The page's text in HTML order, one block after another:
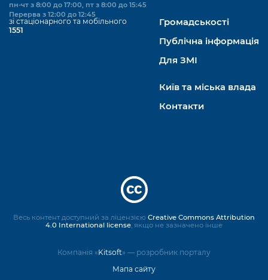
пн-чт з 8:00 до 17:00, пт з 8:00 до 15:45
Перерва з 12:00 до 12:45
зі стаціонарного та мобільного
1551
Громадськості
Публічна інформація
Для ЗМІ
Київ та міська влада
Контакти
Компанія «Kitsoft» — розробник порталу
Мапа сайту
Весь контент доступний за ліцензією Creative Commons Attribution
4.0 International license, якщо не зазначено інше